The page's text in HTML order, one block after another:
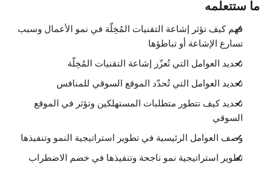
ما ستتعلمه
فهم كيف تؤثر إشاعة التقنيات المُخِلّة في نمو الأعمال وسبب
تسارع الإشاعة أو تباطؤها
تحديد العوامل التي تُعزّز إشاعة التقنيات المُخِلّة
تحديد العوامل التي تُحدّد الموقع السوقي للمنافس
تحديد كيف تتطور متطلبات المستهلكين وتؤثر في الموقع
السوقي
وصف العوامل الرئيسية في تطوير استراتيجية النمو وتنفيذها
تطوير استراتيجية نمو ناجحة وتنفيذها في خضم الاضطراب